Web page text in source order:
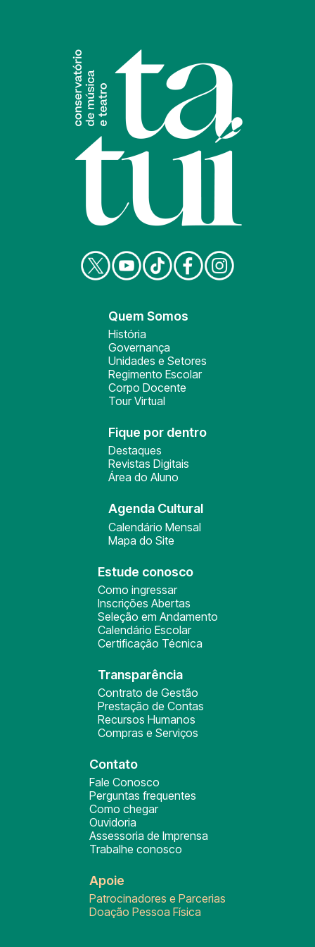
Quem Somos
História
Governança
Unidades e Setores
Regimento Escolar
Corpo Docente
Tour Virtual
Fique por dentro
Destaques
Revistas Digitais
Área do Aluno
Agenda Cultural
Calendário Mensal
Mapa do Site
Estude conosco
Como ingressar
Inscrições Abertas
Seleção em Andamento
Calendário Escolar
Certificação Técnica
Transparência
Contrato de Gestão
Prestação de Contas
Recursos Humanos
Compras e Serviços
Contato
Fale Conosco
Perguntas frequentes
Como chegar
Ouvidoria
Assessoria de Imprensa
Trabalhe conosco
Apoie
Patrocinadores e Parcerias
Doação Pessoa Física